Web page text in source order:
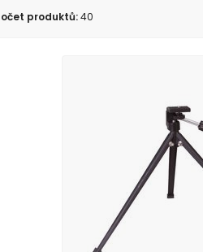
produktů:40